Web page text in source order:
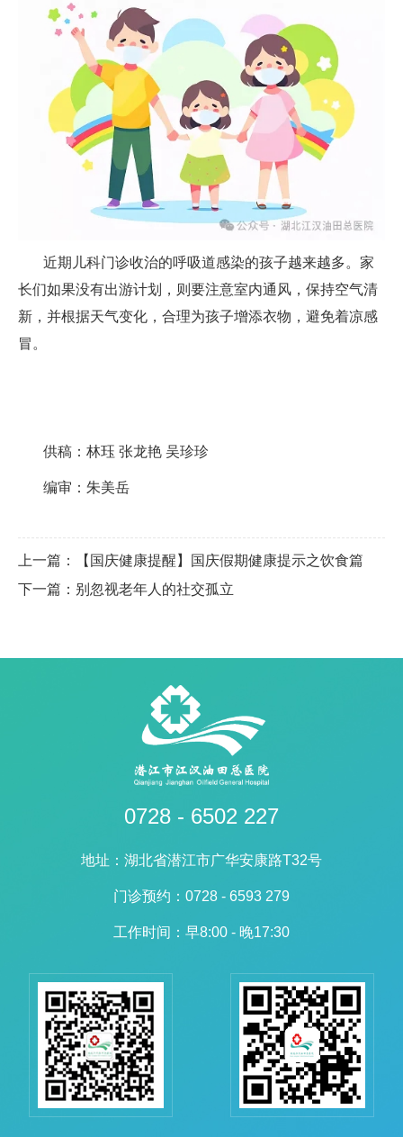
近期儿科门诊收治的呼吸道感染的孩子越来越多。家
长们如果没有出游计划，则要注意室内通风，保持空气清
新，并根据天气变化，合理为孩子增添衣物，避免着凉感
冒。
供稿：林珏 张龙艳 吴珍珍
编审：朱美岳
上一篇：【国庆健康提醒】国庆假期健康提示之饮食篇
下一篇：别忽视老年人的社交孤立
0728 - 6502 227
地址：湖北省潜江市广华安康路T32号
门诊预约：0728 - 6593 279
工作时间：早8:00 - 晚17:30